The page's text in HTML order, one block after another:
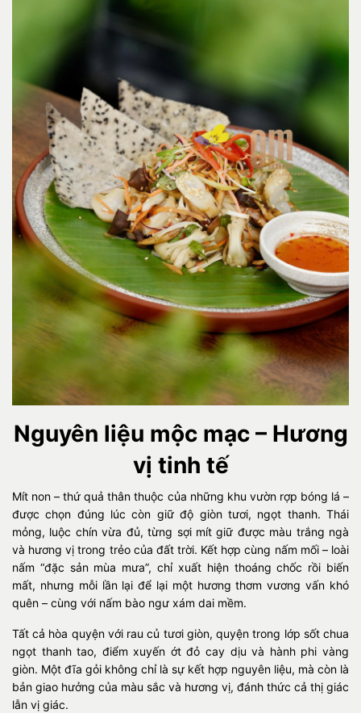
Nguyên liệu mộc mạc – Hương
vị tinh tế
Mít non – thứ quả thân thuộc của những khu vườn rợp bóng lá –
được chọn đúng lúc còn giữ độ giòn tươi, ngọt thanh. Thái
mỏng, luộc chín vừa đủ, từng sợi mít giữ được màu trắng ngà
và hương vị trong trẻo của đất trời. Kết hợp cùng nấm mối – loài
nấm “đặc sản mùa mưa”, chỉ xuất hiện thoáng chốc rồi biến
mất, nhưng mỗi lần lại để lại một hương thơm vương vấn khó
quên – cùng với nấm bào ngư xám dai mềm.
Tất cả hòa quyện với rau củ tươi giòn, quyện trong lớp sốt chua
ngọt thanh tao, điểm xuyến ớt đỏ cay dịu và hành phi vàng
giòn. Một đĩa gỏi không chỉ là sự kết hợp nguyên liệu, mà còn là
bản giao hưởng của màu sắc và hương vị, đánh thức cả thị giác
lẫn vị giác.